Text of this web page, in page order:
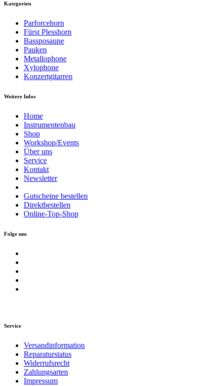
Kategorien
Parforcehorn
Fürst Plesshorn
Bassposaune
Pauken
Metallophone
Xylophone
Konzertgitarren
Weitere Infos
Home
Instrumentenbau
Shop
Workshop/Events
Über uns
Service
Kontakt
Newsletter
Gutscheine bestellen
Direktbestellen
Online-Top-Shop
Folge uns
Service
Versandinformation
Reparaturstatus
Widerrufsrecht
Zahlungsarten
Impressum